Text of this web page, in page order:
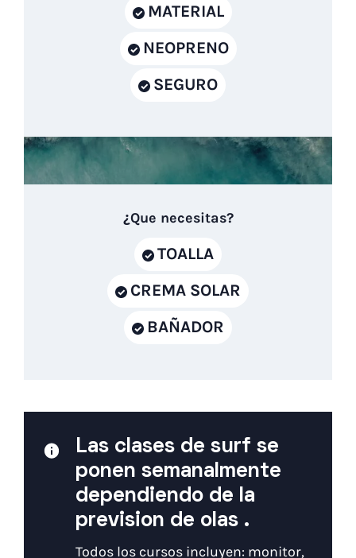
MATERIAL
NEOPRENO
SEGURO
¿Que necesitas?
TOALLA
CREMA SOLAR
BAÑADOR
Las clases de surf se
ponen semanalmente
dependiendo de la
prevision de olas .
Todos los cursos incluyen: monitor,